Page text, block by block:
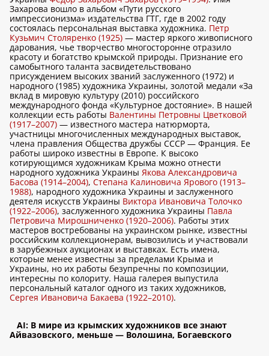
Захарова вошло в альбом «Пути русского
импрессионизма» издательства ГТГ, где в 2002 году
состоялась персональная выставка художника. Петр
Кузьмич Столяренко (1925) — мастер яркого живописного
дарования, чье творчество многосторонне отразило
красоту и богатство крымской природы. Признание его
самобытного таланта засвидетельствовано
присуждением высоких званий заслуженного (1972) и
народного (1985) художника Украины, золотой медали «За
вклад в мировую культуру (2010) российского
международного фонда «Культурное достояние». В нашей
коллекции есть работы Валентины Петровны Цветковой
(1917–2007) — известного мастера натюрморта,
участницы многочисленных международных выставок,
члена правления Общества дружбы СССР — Франция. Ее
работы широко известны в Европе. К высоко
котирующимся художникам Крыма можно отнести
народного художника Украины Якова Александровича
Басова (1914–2004), Степана Калиновича Ярового (1913–
1988), народного художника Украины и заслуженного
деятеля искусств Украины Виктора Ивановича Толочко
(1922–2006), заслуженного художника Украины Павла
Петровича Мирошниченко (1920–2006). Работы этих
мастеров востребованы на украинском рынке, известны
российским коллекционерам, вывозились и участвовали
в зарубежных аукционах и выставках. Есть имена,
которые менее известны за пределами Крыма и
Украины, но их работы безупречны по композиции,
интересны по колориту. Наша галерея выпустила
персональный каталог одного из таких художников,
Сергея Ивановича Бакаева (1922–2010).
AI: В мире из крымских художников все знают
Айвазовского, меньше — Волошина, Богаевского